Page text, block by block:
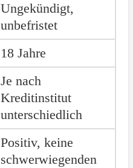
Ungekündigt,
unbefristet
18 Jahre
Je nach
Kreditinstitut
unterschiedlich
Positiv, keine
schwerwiegenden